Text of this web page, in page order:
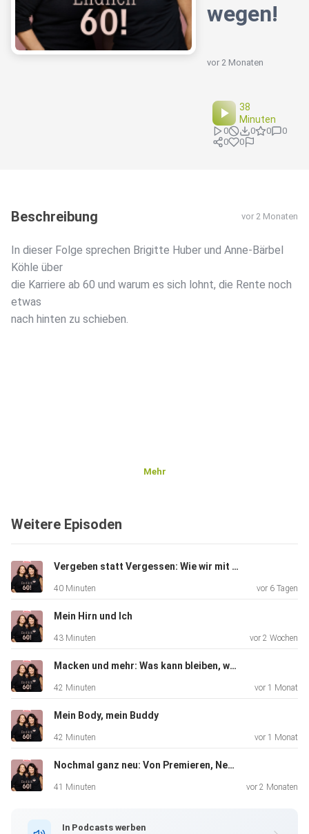
wegen!
vor 2 Monaten
38
Minuten
0 0 0
0
0
0
Beschreibung vor 2 Monaten
In dieser Folge sprechen Brigitte Huber und Anne-Bärbel
Köhle über
die Karriere ab 60 und warum es sich lohnt, die Rente noch
etwas
nach hinten zu schieben.
Mehr
Weitere Episoden
Vergeben statt Vergessen: Wie wir mit alten Wunden umgehen
40 Minuten vor 6 Tagen
Mein Hirn und Ich
43 Minuten vor 2 Wochen
Macken und mehr: Was kann bleiben, was soll weg?
42 Minuten vor 1 Monat
Mein Body, mein Buddy
42 Minuten vor 1 Monat
Nochmal ganz neu: Von Premieren, Neugierde und Hackbrettern
41 Minuten vor 2 Monaten
In Podcasts werben